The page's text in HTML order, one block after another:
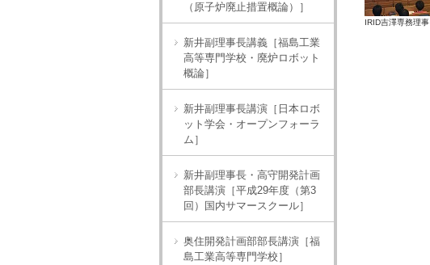
（原子炉廃止措置概論）］
新井副理事長講義［福島工業
高等専門学校・廃炉ロボット
概論］
新井副理事長講演［日本ロボ
ット学会・オープンフォーラ
ム］
新井副理事長・高守開発計画
部長講演［平成29年度（第3
回）国内サマースクール］
奥住開発計画部部長講演［福
島工業高等専門学校］
IRID吉澤専務理事